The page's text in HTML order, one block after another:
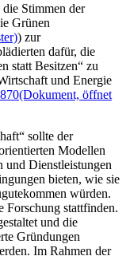
Stimmen der
Grünen
) zur
dafür, die
statt Besitzen“ zu
und Energie
(Dokument, öffnet
sollte der
Modellen
und Dienstleistungen
bieten, wie sie
würden.
Forschung stattfinden.
und die
Gründungen
Im Rahmen der